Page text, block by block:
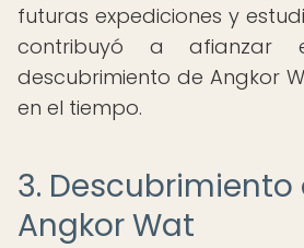
futuras expediciones y
contribuyó a afianzar
descubrimiento de Angkor
en el tiempo.
3.
Angkor Wat